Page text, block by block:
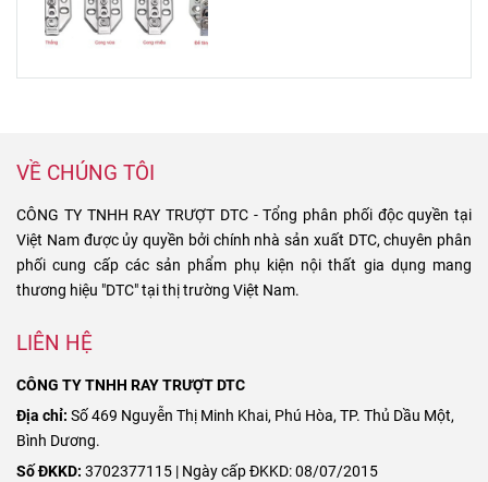
VỀ CHÚNG TÔI
CÔNG TY TNHH RAY TRƯỢT DTC - Tổng phân phối độc quyền tại
Việt Nam được ủy quyền bởi chính nhà sản xuất DTC, chuyên phân
phối cung cấp các sản phẩm phụ kiện nội thất gia dụng mang
thương hiệu "DTC" tại thị trường Việt Nam.
LIÊN HỆ
CÔNG TY TNHH RAY TRƯỢT DTC
Địa chỉ: Số 469 Nguyễn Thị Minh Khai, Phú Hòa, TP. Thủ Dầu Một,
Bình Dương.
Số ĐKKD: 3702377115 | Ngày cấp ĐKKD: 08/07/2015